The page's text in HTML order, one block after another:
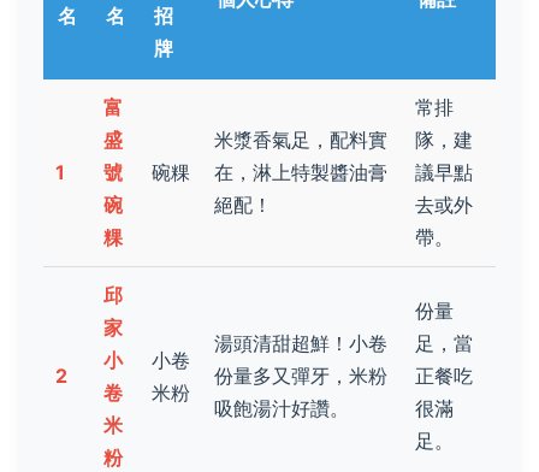
名 名
招
牌
1
富
盛
號
碗
粿
碗粿
米漿香氣足，配料實
在，淋上特製醬油膏
絕配！
常排
隊，建
議早點
去或外
帶。
2
邱
家
小
卷
米
粉
小卷
米粉
湯頭清甜超鮮！小卷
份量多又彈牙，米粉
吸飽湯汁好讚。
份量
足，當
正餐吃
很滿
足。